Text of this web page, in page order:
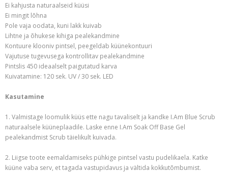
Ei kahjusta naturaalseid küüsi
Ei mingit lõhna
Pole vaja oodata, kuni lakk kuivab
Lihtne ja õhukese kihiga pealekandmine
Kontuure klooniv pintsel, peegeldab küünekontuuri
Vajutuse tugevusega kontrollitav pealekandmine
Pintslis 450 ideaalselt paigutatud karva
Kuivatamine: 120 sek. UV / 30 sek. LED
Kasutamine
1. Valmistage loomulik küüs ette nagu tavaliselt ja kandke I.Am Blue Scrub
naturaalsele küüneplaadile. Laske enne I.Am Soak Off Base Gel
pealekandmist Scrub täielikult kuivada.
2. Liigse toote eemaldamiseks pühkige pintsel vastu pudelikaela. Katke
küüne vaba serv, et tagada vastupidavus ja vältida kokkutõmbumist.